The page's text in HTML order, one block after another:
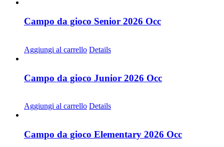
Campo da gioco Senior 2026 Occ
Aggiungi al carrello Details
Campo da gioco Junior 2026 Occ
Aggiungi al carrello Details
Campo da gioco Elementary 2026 Occ